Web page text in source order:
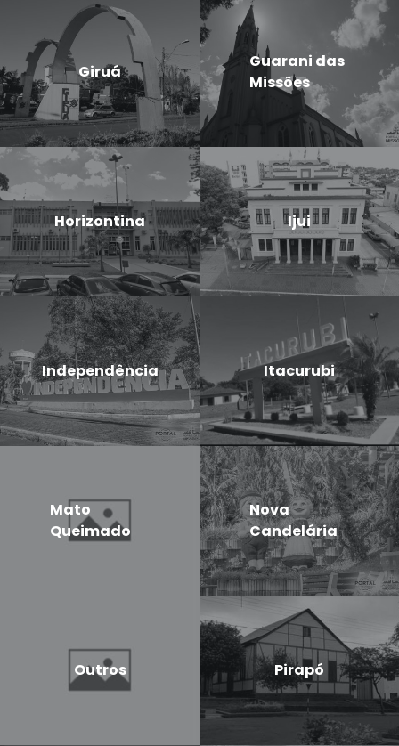
Giruá
Guarani das
Missões
Horizontina Ijui
Independência Itacurubi
Mato
Queimado
Nova
Candelária
Outros Pirapó